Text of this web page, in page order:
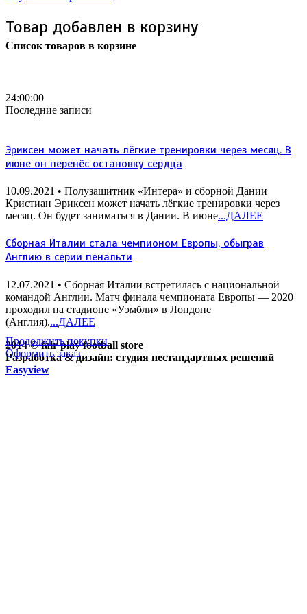
Товар добавлен в корзину
Список товаров в корзине
Продолжить покупки
Оформить заказ
24:00:00
Последние записи
Эриксен может начать лёгкие тренировки через месяц. В
июне он перенёс остановку сердца
10.09.2021 • Полузащитник «Интера» и сборной Дании
Кристиан Эриксен может начать лёгкие тренировки через
месяц. Он будет заниматься в Дании. В июне...ДАЛЕЕ
Сборная Италии стала чемпионом Европы, обыграв
Англию в серии пенальти
12.07.2021 • Сборная Италии встретилась с национальной
командой Англии. Матч финала чемпионата Европы — 2020
проходил на стадионе «Уэмбли» в Лондоне
(Англия)....ДАЛЕЕ
2014 © fair play football store
Разработка & дизайн: студия нестандартных решений
Easyview